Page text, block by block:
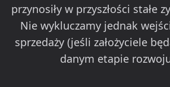
przynosiły w przyszłości stałe
Nie wykluczamy jednak
sprzedaży (jeśli założyciele
danym etapie